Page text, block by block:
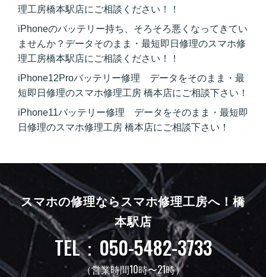
理工房橋本駅店にご相談ください！！
iPhoneのバッテリー持ち、そろそろ悪くなってきてい
ませんか？データそのまま・最短即日修理のスマホ修
理工房橋本駅店にご相談ください！！
iPhone12Proバッテリー修理 データをそのまま・最
短即日修理のスマホ修理工房 橋本店にご相談下さい！
iPhone11バッテリー修理 データをそのまま・最短即
日修理のスマホ修理工房 橋本店にご相談下さい！
スマホの修理ならスマホ修理工房へ！ 橋
本駅店
TEL：050-5482-3733
（営業時間10時〜21時）